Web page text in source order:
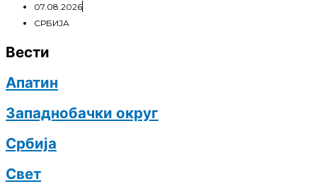
07.08.2026
СРБИЈА
Вести
Апатин
Западнобачки округ
Србија
Свет